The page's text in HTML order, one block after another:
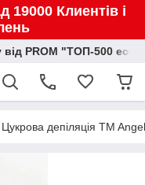
19000 Клиентів і
від PROM "ТОП-500
Цукрова депіляція TM